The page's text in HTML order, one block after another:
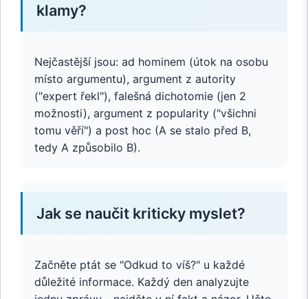
klamy?
Nejčastější jsou: ad hominem (útok na osobu
místo argumentu), argument z autority
("expert řekl"), falešná dichotomie (jen 2
možnosti), argument z popularity ("všichni
tomu věří") a post hoc (A se stalo před B,
tedy A způsobilo B).
Jak se naučit kriticky myslet?
Začněte ptát se "Odkud to víš?" u každé
důležité informace. Každý den analyzujte